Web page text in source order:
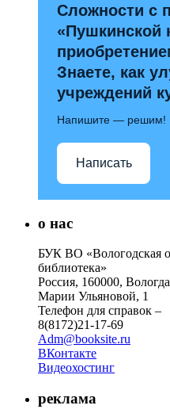
Сложности с
«Пушкинской
Знаете, как
учреждений
Напишите — решим!
Написать
о нас
БУК ВО «Вологодская
библиотека»
Россия, 160000,
Марии Ульяновой, 1
Телефон для справок –
8(8172)21-17-69
Adm@booksite.ru
ВКонтакте
Видеохостинг
реклама